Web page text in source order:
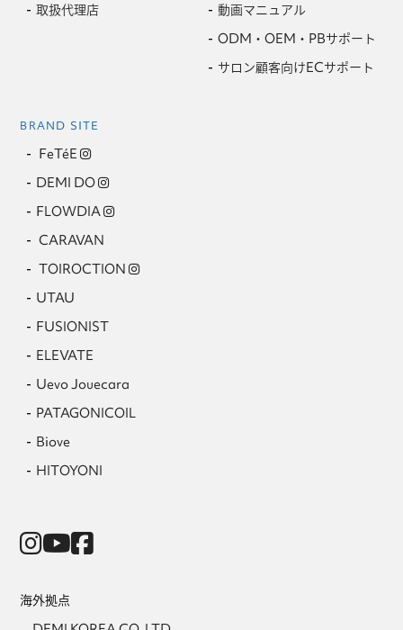
取扱代理店
動画マニュアル
ODM・OEM・PBサポート
サロン顧客向けECサポート
BRAND SITE
FeTéE
DEMI DO
FLOWDIA
CARAVAN
TOIROCTION
UTAU
FUSIONIST
ELEVATE
Uevo Jouecara
PATAGONICOIL
Biove
HITOYONI
海外拠点